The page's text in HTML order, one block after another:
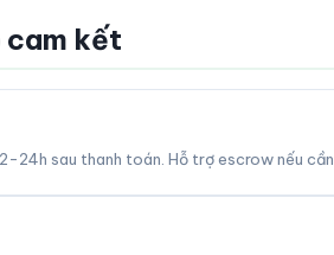
cam kết
24h sau thanh toán. Hỗ trợ escrow nếu cần.